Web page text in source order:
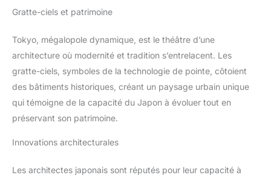
Gratte-ciels et patrimoine
Tokyo, mégalopole dynamique, est le théâtre d’une
architecture où modernité et tradition s’entrelacent. Les
gratte-ciels, symboles de la technologie de pointe, côtoient
des bâtiments historiques, créant un paysage urbain unique
qui témoigne de la capacité du Japon à évoluer tout en
préservant son patrimoine.
Innovations architecturales
Les architectes japonais sont réputés pour leur capacité à